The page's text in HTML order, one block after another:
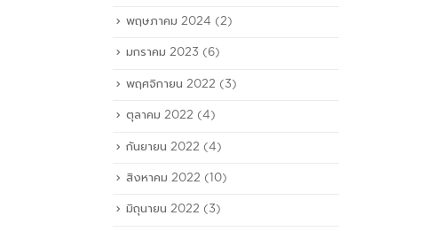
Hooninside (วันที่ 15 มีนาคม
2565)
feed/249877/view/
พฤษภาคม 2024 (2)
มกราคม 2023 (6)
พฤศจิกายน 2022 (3)
ตุลาคม 2022 (4)
กันยายน 2022 (4)
สิงหาคม 2022 (10)
มิถุนายน 2022 (3)